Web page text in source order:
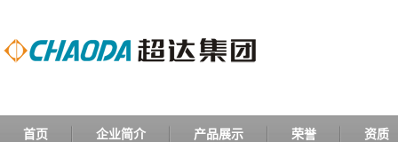
首页 企业简介 产品展示 荣誉 资质